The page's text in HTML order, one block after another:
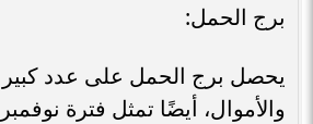
برج الحمل:
يحصل برج الحمل على عدد كبير
والأموال، أيضًا تمثل فترة